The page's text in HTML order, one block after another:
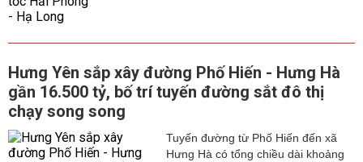
Hưng Yên sắp xây đường Phố Hiến - Hưng Hà
gần 16.500 tỷ, bố trí tuyến đường sắt đô thị
chạy song song
Tuyến đường từ Phố Hiến đến xã
Hưng Hà có tổng chiều dài khoảng